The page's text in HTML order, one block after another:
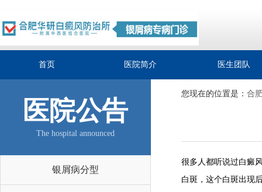
首页 医院简介 医生团队
医院公告
The hospital announced
银屑病分型
您现在的位置是： 合
很多人都听说过白癜
白斑，这个白斑出现